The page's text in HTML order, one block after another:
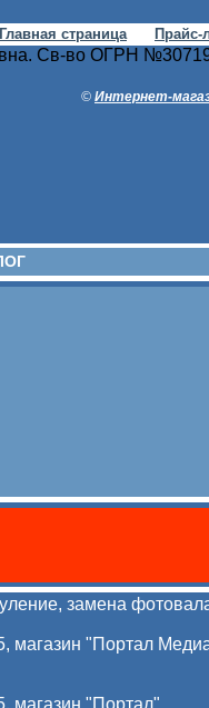
Главная страница Прайс-
Св-во ОГРН
© Интернет-
замена
магазин "Портал
магазин "Портал"